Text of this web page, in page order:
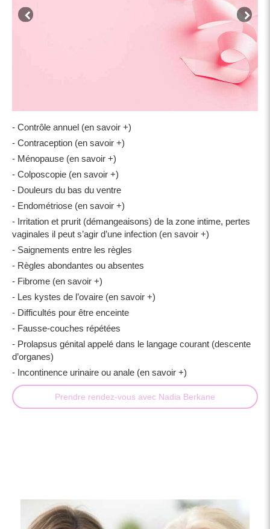
- Contrôle annuel (en savoir +)
- Contraception (en savoir +)
- Ménopause (en savoir +)
- Colposcopie (en savoir +)
- Douleurs du bas du ventre
- Endométriose (en savoir +)
- Irritation et prurit (démangeaisons) de la zone intime, pertes
vaginales il peut s’agir d’une infection (en savoir +)
- Saignements entre les règles
- Règles abondantes ou absentes
- Fibrome (en savoir +)
- Les kystes de l’ovaire (en savoir +)
- Difficultés pour être enceinte
- Fausse-couches répétées
- Prolapsus génital appelé dans le langage courant (descente
d’organes)
- Incontinence urinaire ou anale (en savoir +)
Prendre rendez-vous avec Nadia Berkane